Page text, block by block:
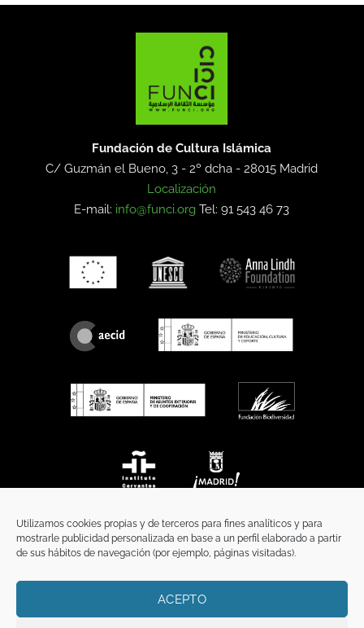
Utilizamos cookies propias y de terceros para fines analíticos y para
mostrarle publicidad personalizada en base a un perfil elaborado a partir
de sus hábitos de navegación (por ejemplo, páginas visitadas).
ACEPTO
Fundación de Cultura Islámica
C/ Guzmán el Bueno, 3 - 2º dcha -28015 Madrid
Localización
E-mail: info@funci.org Tel: 91 543 46 73